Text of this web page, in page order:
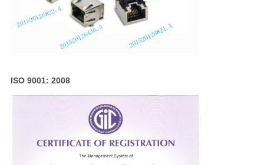
ISO 9001: 2008